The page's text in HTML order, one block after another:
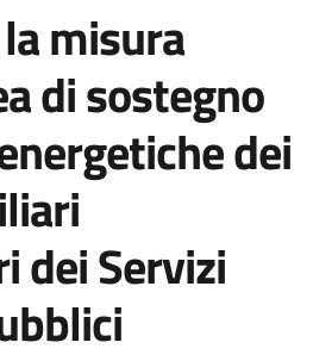
misura
di sostegno
dei
dei Servizi